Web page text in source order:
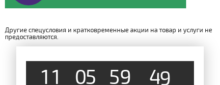
Другие спецусловия и кратковременные акции на товар и услуги не
предоставляются.
1 1 05 59 48